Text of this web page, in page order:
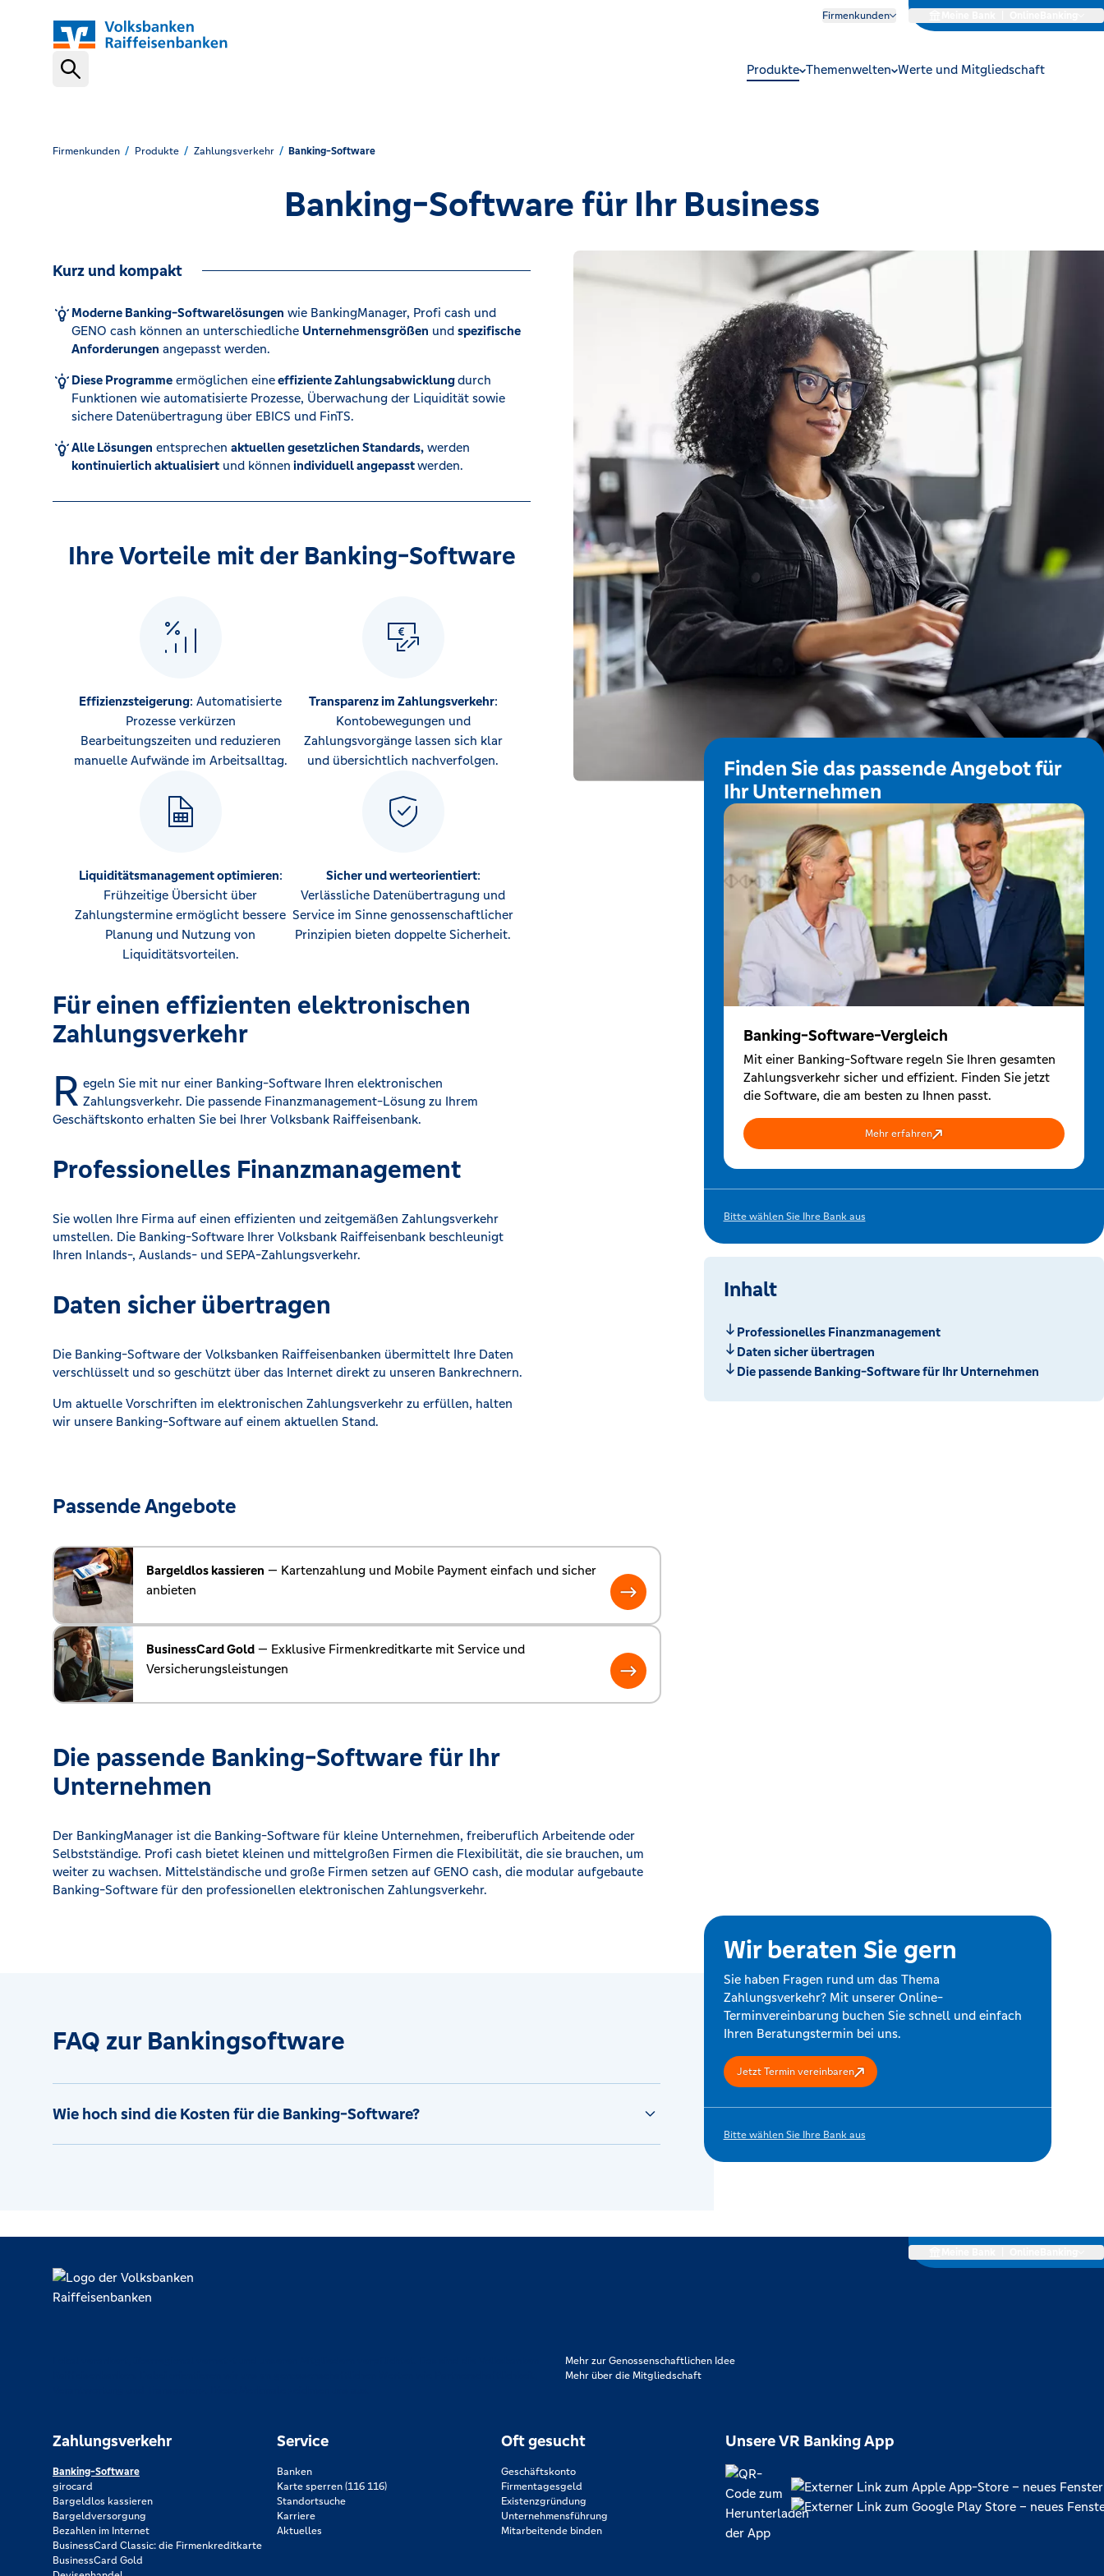
Firmenkunden
Finanzierung
Bargeldlos kassieren
Karte sperren (116 116)
Produkte Themenwelten Werte und Mitgliedschaft
Firmenkunden Produkte Zahlungsverkehr Banking-Software
Banking-Software für Ihr Business
Kurz und kompakt
Moderne Banking-Softwarelösungen wie BankingManager, Profi cash und
GENO cash können an unterschiedliche Unternehmensgrößen undspezifische
Anforderungen angepasst werden.
Diese Programme ermöglichen eineeffiziente Zahlungsabwicklungdurch
Funktionen wie automatisierte Prozesse, Überwachung der Liquidität sowie
sichere Datenübertragung über EBICS und FinTS.
Alle Lösungen entsprechenaktuellen gesetzlichen Standards, werden
kontinuierlich aktualisiert und können individuell angepasstwerden.
Finden Sie das passende Angebot für
Ihr Unternehmen
Banking-Software-Vergleich
Mit einer Banking-Software regeln Sie Ihren gesamten
Zahlungsverkehr sicher und effizient. Finden Sie jetzt
die Software, die am besten zu Ihnen passt.
Mehr erfahren
Bitte wählen Sie Ihre Bank aus
Inhalt
Professionelles Finanzmanagement
Daten sicher übertragen
Die passende Banking-Software für Ihr Unternehmen
Ihre Vorteile mit der Banking-Software
Effizienzsteigerung: Automatisierte
Prozesse verkürzen
Bearbeitungszeiten und reduzieren
manuelle Aufwände im Arbeitsalltag.
Transparenz im Zahlungsverkehr:
Kontobewegungen und
Zahlungsvorgänge lassen sich klar
und übersichtlich nachverfolgen.
Liquiditätsmanagement optimieren:
Frühzeitige Übersicht über
Zahlungstermine ermöglicht bessere
Planung und Nutzung von
Liquiditätsvorteilen.
Sicher und werteorientiert:
Verlässliche Datenübertragung und
Service im Sinne genossenschaftlicher
Prinzipien bieten doppelte Sicherheit.
Für einen effizienten elektronischen
Zahlungsverkehr
R egeln Sie mit nur einer Banking-Software Ihren elektronischen
Zahlungsverkehr. Die passende Finanzmanagement-Lösung zu Ihrem
Geschäftskonto erhalten Sie bei Ihrer Volksbank Raiffeisenbank.
Professionelles Finanzmanagement
Sie wollen Ihre Firma auf einen effizienten und zeitgemäßen Zahlungsverkehr
umstellen. Die Banking-Software Ihrer Volksbank Raiffeisenbank beschleunigt
Ihren Inlands-, Auslands- und SEPA-Zahlungsverkehr.
Daten sicher übertragen
Die Banking-Software der Volksbanken Raiffeisenbanken übermittelt Ihre Daten
verschlüsselt und so geschützt über das Internet direkt zu unseren Bankrechnern.
Um aktuelle Vorschriften im elektronischen Zahlungsverkehr zu erfüllen, halten
wir unsere Banking-Software auf einem aktuellen Stand.
Passende Angebote
Bargeldlos kassieren — Kartenzahlung und Mobile Payment einfach und sicher
anbieten
BusinessCard Gold — Exklusive Firmenkreditkarte mit Service und
Versicherungsleistungen
Die passende Banking-Software für Ihr
Unternehmen
Der BankingManager ist die Banking-Software für kleine Unternehmen, freiberuflich Arbeitende oder
Selbstständige. Profi cash bietet kleinen und mittelgroßen Firmen die Flexibilität, die sie brauchen, um
weiter zu wachsen. Mittelständische und große Firmen setzen auf GENO cash, die modular aufgebaute
Banking-Software für den professionellen elektronischen Zahlungsverkehr.
FAQ zur Bankingsoftware
Wie hoch sind die Kosten für die Banking-Software?
Wir beraten Sie gern
Sie haben Fragen rund um das Thema
Zahlungsverkehr? Mit unserer Online-
Terminvereinbarung buchen Sie schnell und einfach
Ihren Beratungstermin bei uns.
Jetzt Termin vereinbaren
Bitte wählen Sie Ihre Bank aus
Mehr zur Genossenschaftlichen Idee
Mehr über die Mitgliedschaft
Zahlungsverkehr
Banking-Software
girocard
Bargeldlos kassieren
Bargeldversorgung
Bezahlen im Internet
BusinessCard Classic: die Firmenkreditkarte
BusinessCard Gold
Service
Banken
Karte sperren (116 116)
Standortsuche
Karriere
Aktuelles
Oft gesucht
Geschäftskonto
Firmentagesgeld
Existenzgründung
Unternehmensführung
Mitarbeitende binden
Unsere VR Banking App